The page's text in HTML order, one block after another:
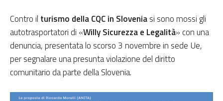
Contro il turismo della CQC in Sloveniasi sono mossi gli
autotrasportatori di «Willy Sicurezza e Legalità» con una
denuncia, presentata lo scorso 3 novembre in sede Ue,
per segnalare una presunta violazione del diritto
comunitario da parte della Slovenia.